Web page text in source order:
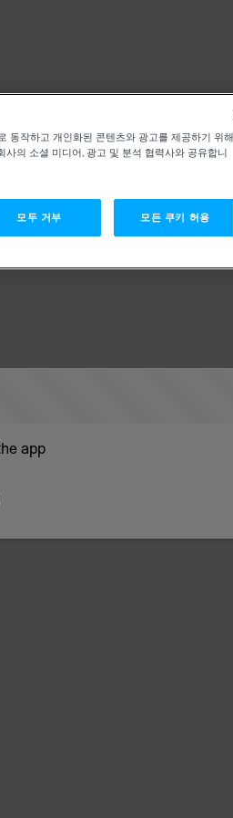
app
동작하고 개인화된 콘텐츠와 광고를 제공하기 위해
의 소셜 미디어, 광고 및 분석 협력사와 공유합니
모두 거부 모든 쿠키 허용